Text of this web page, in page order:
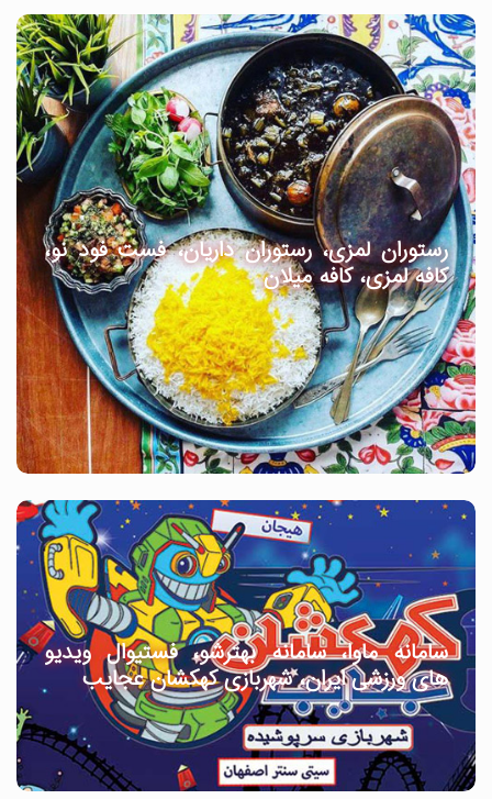
رستوران لمزی، رستوران داریان، فست فود نو،
کافه لمزی، کافه میلان
سامانه ماوا، سامانه بهترشو، فستیوال ویدیو
های ورزشی ایران، شهربازی کهکشان عجایب